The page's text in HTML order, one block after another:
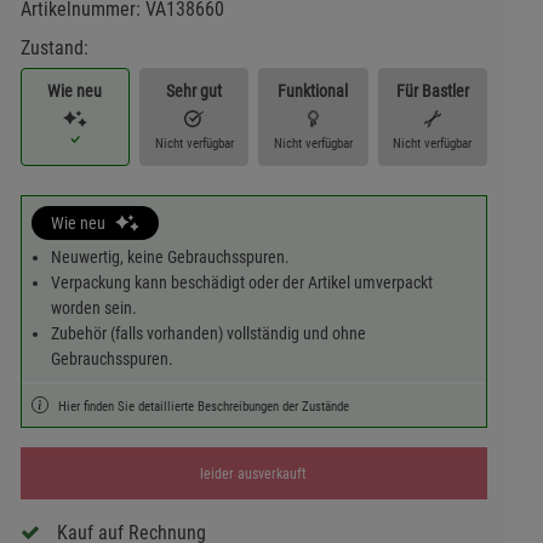
Artikelnummer: VA138660
Zustand:
Wie neu Sehr gut
Nicht verfügbar
Funktional
Nicht verfügbar
Für Bastler
Nicht verfügbar
Wie neu
Neuwertig, keine Gebrauchsspuren.
Verpackung kann beschädigt oder der Artikel umverpackt
worden sein.
Zubehör (falls vorhanden) vollständig und ohne
Gebrauchsspuren.
Hier finden Sie detaillierte Beschreibungen der Zustände
leider ausverkauft
Kauf auf Rechnung